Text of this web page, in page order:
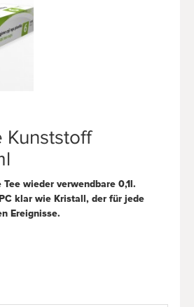
Kunststoff
wieder verwendbare 0,1l.
klar wie Kristall, der für jede
Ereignisse.